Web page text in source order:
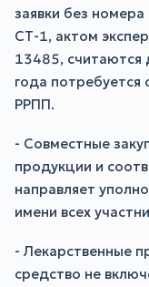
заявки без
СТ-1, актом
13485, считаются
года потребуется
РРПП.
- Совместные
продукции и
направляет
имени всех
- Лекарственные
средство не